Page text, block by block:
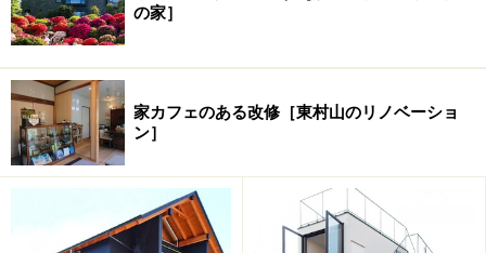
の家］
家カフェのある改修［東村山のリノベーショ
ン］